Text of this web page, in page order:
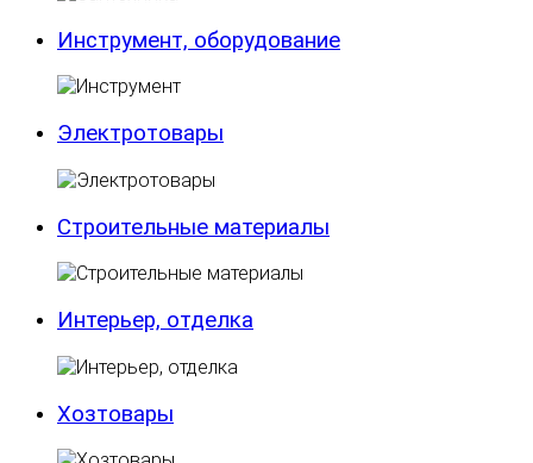
Инструмент, оборудование
Электротовары
Строительные материалы
Интерьер, отделка
Хозтовары